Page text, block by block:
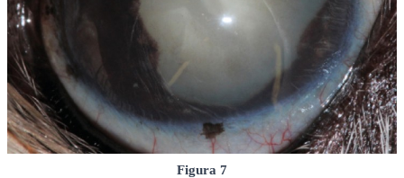
Figura 7